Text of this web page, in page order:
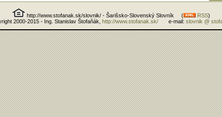
http://www.stofanak.sk/slovnik/ - Šarišsko-Slovenský Slovník ( RSS)
2000-2015 - Ing. Stanislav Štofaňák,
http://www.stofanak.sk/e-mail: slovnik @